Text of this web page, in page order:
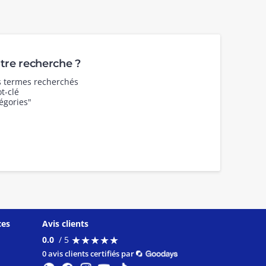
recherche ?
recherchés
clé
Avis clients
0.0 / 5 ★★★★★
★★★★★
0 avis clients certifiés par